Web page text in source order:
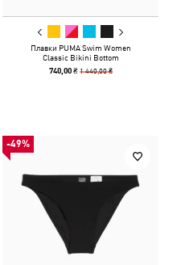
Плавки PUMA Swim Women
Classic Bikini Bottom
740,00 ₴ 1 440,00 ₴
-49%